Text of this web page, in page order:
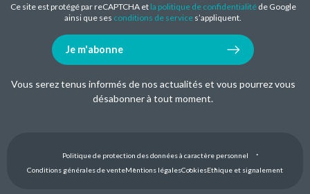
Ce site est protégé par reCAPTCHA et la politique de confidentialitéde Google
ainsi que ses conditions de service s’appliquent.
Je m'abonne
Vous serez tenus informés de nos actualités et vous pourrez vous
désabonner à tout moment.
Politique de protection des données à caractère personnel
Conditions générales de venteMentions légalesCookiesEthique et signalement